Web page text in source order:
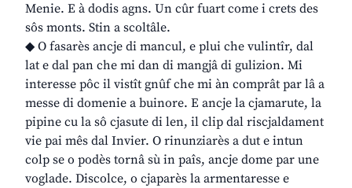
Menie. E à dodis agns. Un cûr fuart come i crets des
sôs monts. Stin a scoltâle.
◆ O fasarès ancje di mancul, e plui che vulintîr, dal
lat e dal pan che mi dan di mangjâ di gulizion. Mi
interesse pôc il vistît gnûf che mi àn comprât par lâ a
messe di domenie a buinore. E ancje la cjamarute, la
pipine cu la sô cjasute di len, il clip dal riscjaldament
vie pai mês dal Invier. O rinunziarès a dut e intun
colp se o podès tornâ sù in paîs, ancje dome par une
voglade. Discolce, o cjaparès la armentaresse e